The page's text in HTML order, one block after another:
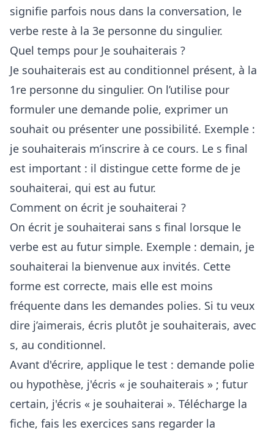
signifie parfois nous dans la conversation, le
verbe reste à la 3e personne du singulier.
Quel temps pour Je souhaiterais ?
Je souhaiterais est au conditionnel présent, à la
1re personne du singulier. On l’utilise pour
formuler une demande polie, exprimer un
souhait ou présenter une possibilité. Exemple :
je souhaiterais m’inscrire à ce cours. Le s final
est important : il distingue cette forme de je
souhaiterai, qui est au futur.
Comment on écrit je souhaiterai ?
On écrit je souhaiterai sans s final lorsque le
verbe est au futur simple. Exemple : demain, je
souhaiterai la bienvenue aux invités. Cette
forme est correcte, mais elle est moins
fréquente dans les demandes polies. Si tu veux
dire j’aimerais, écris plutôt je souhaiterais, avec
s, au conditionnel.
Avant d'écrire, applique le test : demande polie
ou hypothèse, j'écris « je souhaiterais » ; futur
certain, j'écris « je souhaiterai ». Télécharge la
fiche, fais les exercices sans regarder la